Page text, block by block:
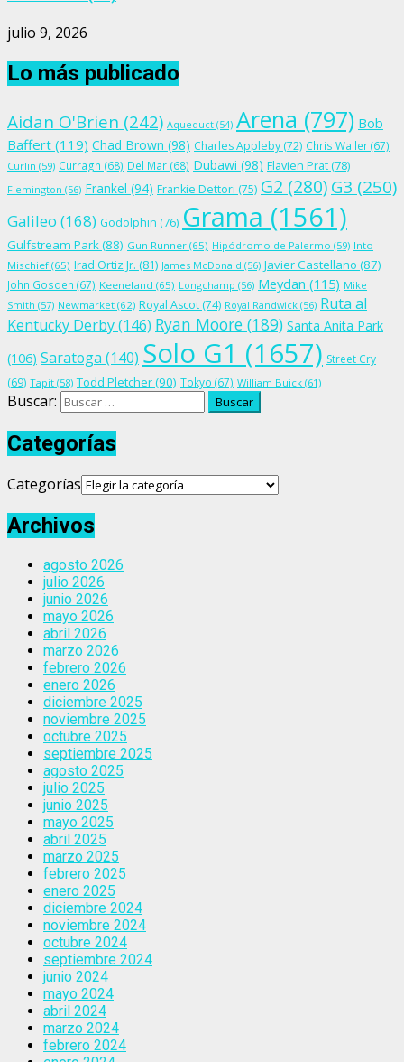
julio 9, 2026
Lo más publicado
Aidan O'Brien (242) Aqueduct (54) Arena (797) Bob
Baffert (119) Chad Brown (98) Charles Appleby (72) Chris Waller(67)
Curlin (59) Curragh (68) Del Mar (68) Dubawi (98) Flavien Prat (78)
Flemington (56) Frankel (94) Frankie Dettori (75) G2 (280)G3 (250)
Galileo (168) Godolphin (76) Grama (1561)
Gulfstream Park(88) Gun Runner (65) Hipódromo de Palermo (59) Into
Mischief (65) Irad Ortiz Jr. (81) James McDonald (56) Javier Castellano (87)
John Gosden (67) Keeneland (65) Longchamp (56) Meydan (115) Mike
Smith (57) Newmarket (62) Royal Ascot (74) Royal Randwick (56) Ruta al
Kentucky Derby(146) Ryan Moore (189) Santa Anita Park
(106) Saratoga (140) Solo G1 (1657) Street Cry
(69) Tapit (58) Todd Pletcher(90) Tokyo (67) William Buick (61)
Buscar:
Categorías
Categorías
Archivos
agosto 2026
julio 2026
junio 2026
mayo 2026
abril 2026
marzo 2026
febrero 2026
enero 2026
diciembre 2025
noviembre 2025
octubre 2025
septiembre 2025
agosto 2025
julio 2025
junio 2025
mayo 2025
abril 2025
marzo 2025
febrero 2025
enero 2025
diciembre 2024
noviembre 2024
octubre 2024
septiembre 2024
junio 2024
mayo 2024
abril 2024
marzo 2024
febrero 2024